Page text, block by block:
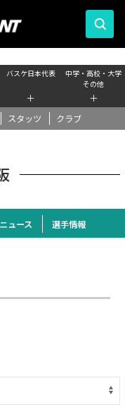
バスケ日本代表
＋
中学・高校・大学
その他
＋
スタッツ クラブ
ュース 選手情報